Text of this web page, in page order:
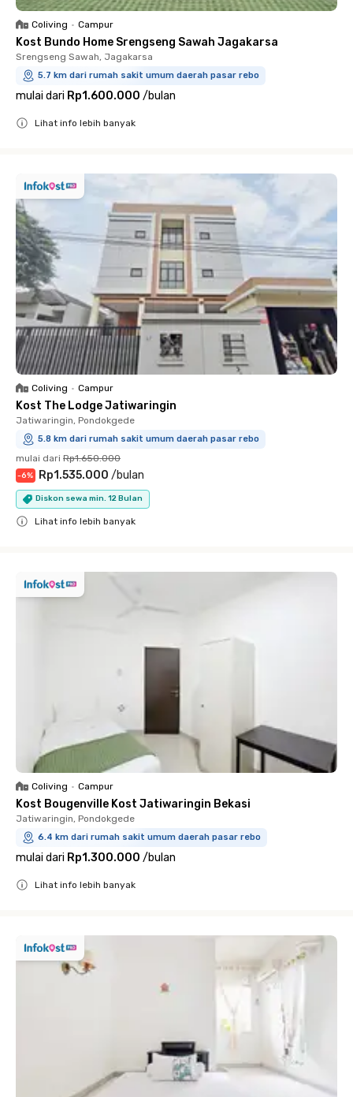
Coliving • Campur
Kost Bundo Home Srengseng Sawah Jagakarsa
Srengseng Sawah, Jagakarsa
5.7 km dari rumah sakit umum daerah pasar rebo
mulai dari Rp1.600.000 /bulan
Lihat info lebih banyak
Coliving • Campur
Kost The Lodge Jatiwaringin
Jatiwaringin, Pondokgede
5.8 km dari rumah sakit umum daerah pasar rebo
mulai dari Rp1.650.000
-6% Rp1.535.000 /bulan
Diskon sewa min. 12 Bulan
Lihat info lebih banyak
Coliving • Campur
Kost Bougenville Kost Jatiwaringin Bekasi
Jatiwaringin, Pondokgede
6.4 km dari rumah sakit umum daerah pasar rebo
mulai dari Rp1.300.000 /bulan
Lihat info lebih banyak